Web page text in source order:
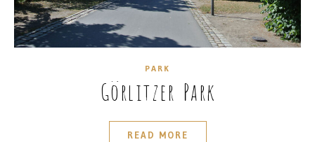
PARK
Görlitzer Park
READ MORE